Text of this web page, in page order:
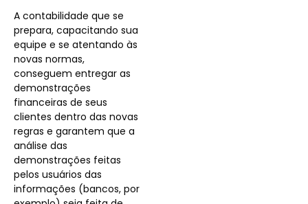
A contabilidade que se
prepara, capacitando sua
equipe e se atentando às
novas normas,
conseguem entregar as
demonstrações
financeiras de seus
clientes dentro das novas
regras e garantem que a
análise das
demonstrações feitas
pelos usuários das
informações (bancos, por